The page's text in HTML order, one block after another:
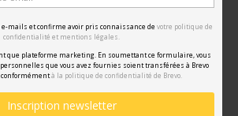
e-mails et confirme avoir pris connaissance de votre politique de
confidentialité et mentions légales.
que plateforme marketing. En soumettant ce formulaire, vous
que vous avez fournies soient transférées à Brevo
à la politique de confidentialité de Brevo.